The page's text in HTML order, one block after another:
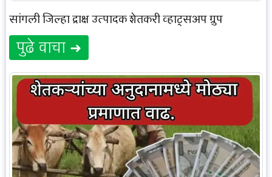
सांगली जिल्हा द्राक्ष उत्पादक शेतकरी व्हाट्सअप ग्रुप
पुढे वाचा ➜